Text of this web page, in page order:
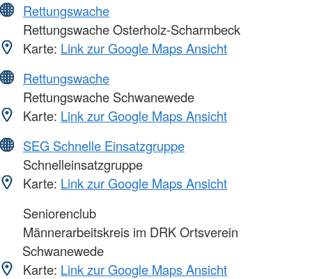
Rettungswache
Rettungswache Osterholz-Scharmbeck
Karte: Link zur Google Maps Ansicht
Rettungswache
Rettungswache Schwanewede
Karte: Link zur Google Maps Ansicht
SEG Schnelle Einsatzgruppe
Schnelleinsatzgruppe
Karte: Link zur Google Maps Ansicht
Seniorenclub
Männerarbeitskreis im DRK Ortsverein
Schwanewede
Karte: Link zur Google Maps Ansicht